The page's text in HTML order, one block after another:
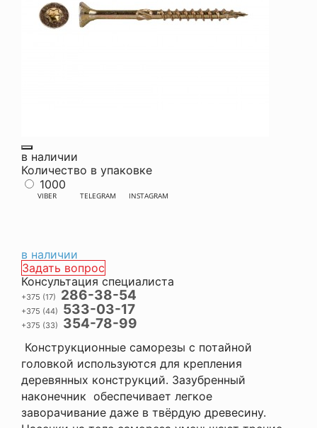
в наличии
Количество в упаковке
1000
VIBER TELEGRAM INSTAGRAM
в наличии
Задать вопрос
Консультация специалиста
+375 (17) 286-38-54
+375 (44) 533-03-17
+375 (33) 354-78-99
Конструкционные саморезы с потайной
головкой используются для крепления
деревянных конструкций. Зазубренный
наконечник обеспечивает легкое
заворачивание даже в твёрдую древесину.